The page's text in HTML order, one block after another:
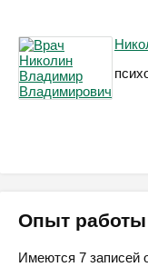
Опыт работы
Имеются 7 записей